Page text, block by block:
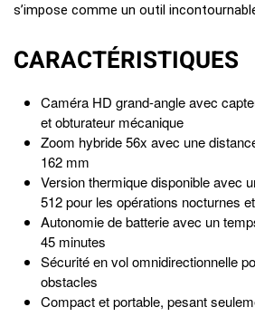
s’impose comme un outil
CARACTÉRISTIQUES
Caméra HD grand-angle avec
et obturateur mécanique
Zoom hybride 56x avec une
162 mm
Version thermique disponible avec
512 pour les opérations nocturnes
Autonomie de batterie avec un
45 minutes
Sécurité en vol omnidirectionnelle
obstacles
Compact et portable, pesant